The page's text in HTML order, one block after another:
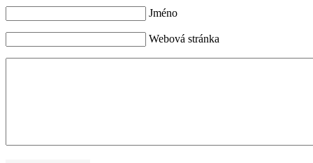
Jméno
Webová stránka